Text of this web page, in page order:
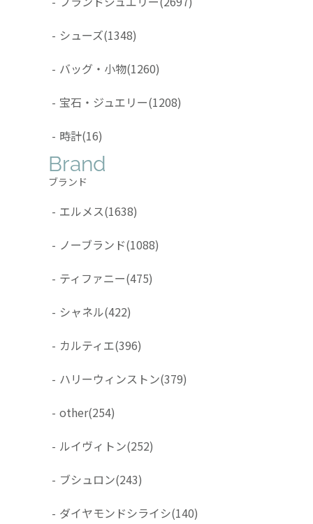
- シューズ(1348)
- バッグ・小物(1260)
- 宝石・ジュエリー(1208)
- 時計(16)
Brand
ブランド
- エルメス(1638)
- ノーブランド(1088)
- ティファニー(475)
- シャネル(422)
- カルティエ(396)
- ハリーウィンストン(379)
- other(254)
- ルイヴィトン(252)
- ブシュロン(243)
- ダイヤモンドシライシ(140)